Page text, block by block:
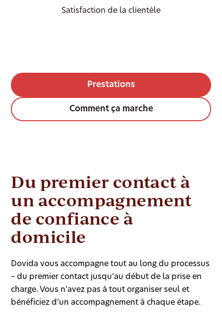
Satisfaction de la clientèle
Prestations
Comment ça marche
Du premier contact à
un accompagnement
de confiance à
domicile
Dovida vous accompagne tout au long du processus
– du premier contact jusqu’au début de la prise en
charge. Vous n’avez pas à tout organiser seul et
bénéficiez d’un accompagnement à chaque étape.